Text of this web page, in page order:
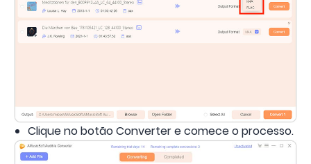
Clique no botão Converter e comece o processo.